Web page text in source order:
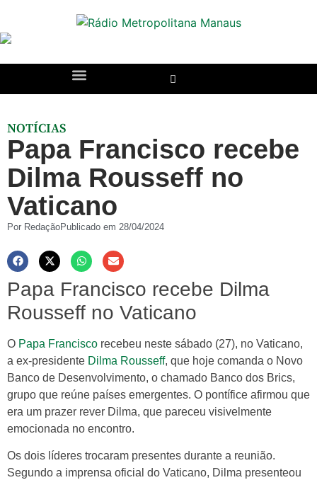
NOTÍCIAS
Papa Francisco recebe
Dilma Rousseff no
Vaticano
Por RedaçãoPublicado em 28/04/2024
Papa Francisco recebe Dilma
Rousseff no Vaticano
O Papa Francisco recebeu neste sábado (27), no Vaticano,
a ex-presidente Dilma Rousseff, que hoje comanda o Novo
Banco de Desenvolvimento, o chamado Banco dos Brics,
grupo que reúne países emergentes. O pontífice afirmou que
era um prazer rever Dilma, que pareceu visivelmente
emocionada no encontro.
Os dois líderes trocaram presentes durante a reunião.
Segundo a imprensa oficial do Vaticano, Dilma presenteou